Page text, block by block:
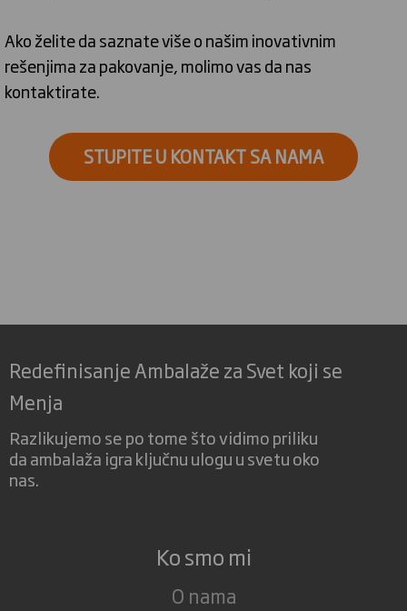
Ako želite da saznate više o našim inovativnim
rešenjima za pakovanje, molimo vas da nas
kontaktirate.
STUPITE U KONTAKT SA NAMA
Redefinisanje Ambalaže za Svet koji se
Menja
Razlikujemo se po tome što vidimo priliku
da ambalaža igra ključnu ulogu u svetu oko
nas.
Ko smo mi
O nama